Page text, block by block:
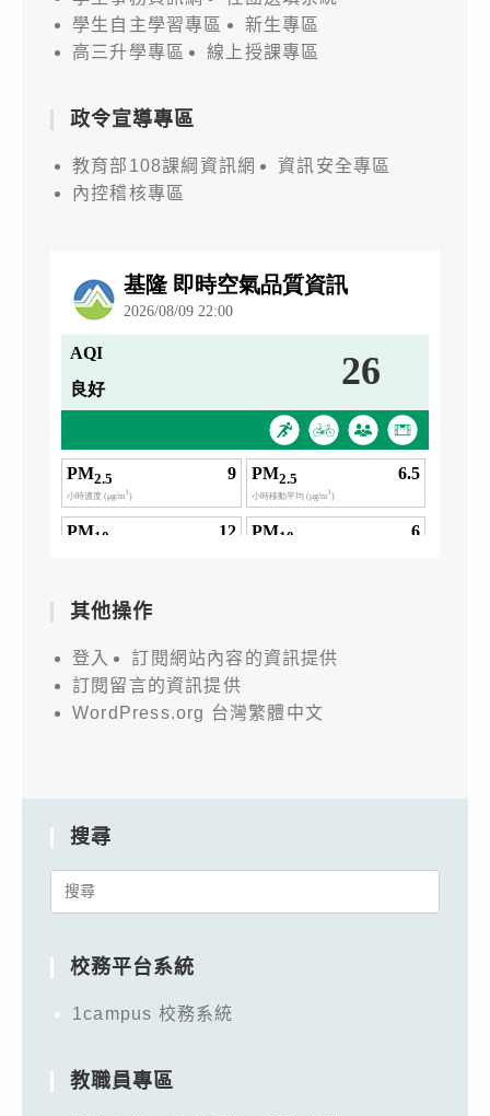
學生自主學習專區
新生專區
高三升學專區
線上授課專區
政令宣導專區
教育部108課綱資訊網
資訊安全專區
內控稽核專區
其他操作
登入
訂閱網站內容的資訊提供
訂閱留言的資訊提供
WordPress.org 台灣繁體中文
搜尋
Search
校務平台系統
1campus 校務系統
教職員專區